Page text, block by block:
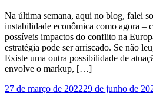
Na última semana, aqui no blog, falei
instabilidade econômica como agora –
possíveis impactos do conflito na
estratégia pode ser arriscado. Se não
Existe uma outra possibilidade de
envolve o markup, […]
27 de março de 202229 de junho de